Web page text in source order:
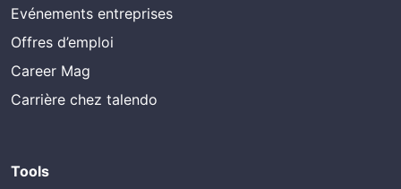
Evénements entreprises
Offres d’emploi
Career Mag
Carrière chez talendo
Tools